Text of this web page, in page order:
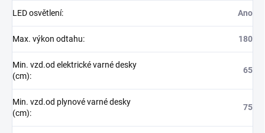
LED osvětlení: Ano
Max. výkon odtahu: 180
Min. vzd.od elektrické varné desky
(cm):
65
Min. vzd.od plynové varné desky
(cm):
75